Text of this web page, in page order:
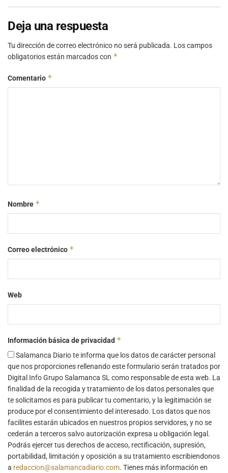
Deja una respuesta
Tu dirección de correo electrónico no será publicada. Los campos
obligatorios están marcados con *
Comentario *
Nombre *
Correo electrónico *
Web
Información básica de privacidad *
Salamanca Diario te informa que los datos de carácter personal
que nos proporciones rellenando este formulario serán tratados por
Digital Info Grupo Salamanca SL como responsable de esta web. La
finalidad de la recogida y tratamiento de los datos personales que
te solicitamos es para publicar tu comentario, y la legitimación se
produce por el consentimiento del interesado. Los datos que nos
facilites estarán ubicados en nuestros propios servidores, y no se
cederán a terceros salvo autorización expresa u obligación legal.
Podrás ejercer tus derechos de acceso, rectificación, supresión,
portabilidad, limitación y oposición a su tratamiento escribiendonos
a redaccion@salamancadiario.com. Tienes más información en